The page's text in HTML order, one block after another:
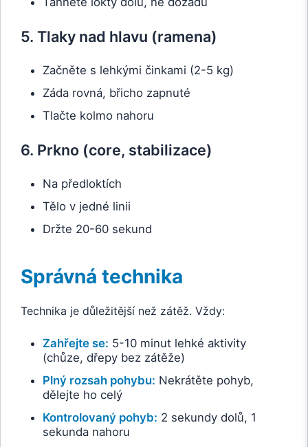
5. Tlaky nad hlavu (ramena)
Začněte s lehkými činkami (2-5 kg)
Záda rovná, břicho zapnuté
Tlačte kolmo nahoru
6. Prkno (core, stabilizace)
Na předloktích
Tělo v jedné linii
Držte 20-60 sekund
Správná technika
Technika je důležitější než zátěž. Vždy:
Zahřejte se: 5-10 minut lehké aktivity
(chůze, dřepy bez zátěže)
Plný rozsah pohybu: Nekrátěte pohyb,
dělejte ho celý
Kontrolovaný pohyb: 2 sekundy dolů, 1
sekunda nahoru